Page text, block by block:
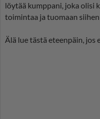
löytää kumppani, joka olisi
toimintaa ja tuomaan
Älä lue tästä eteenpäin, jos